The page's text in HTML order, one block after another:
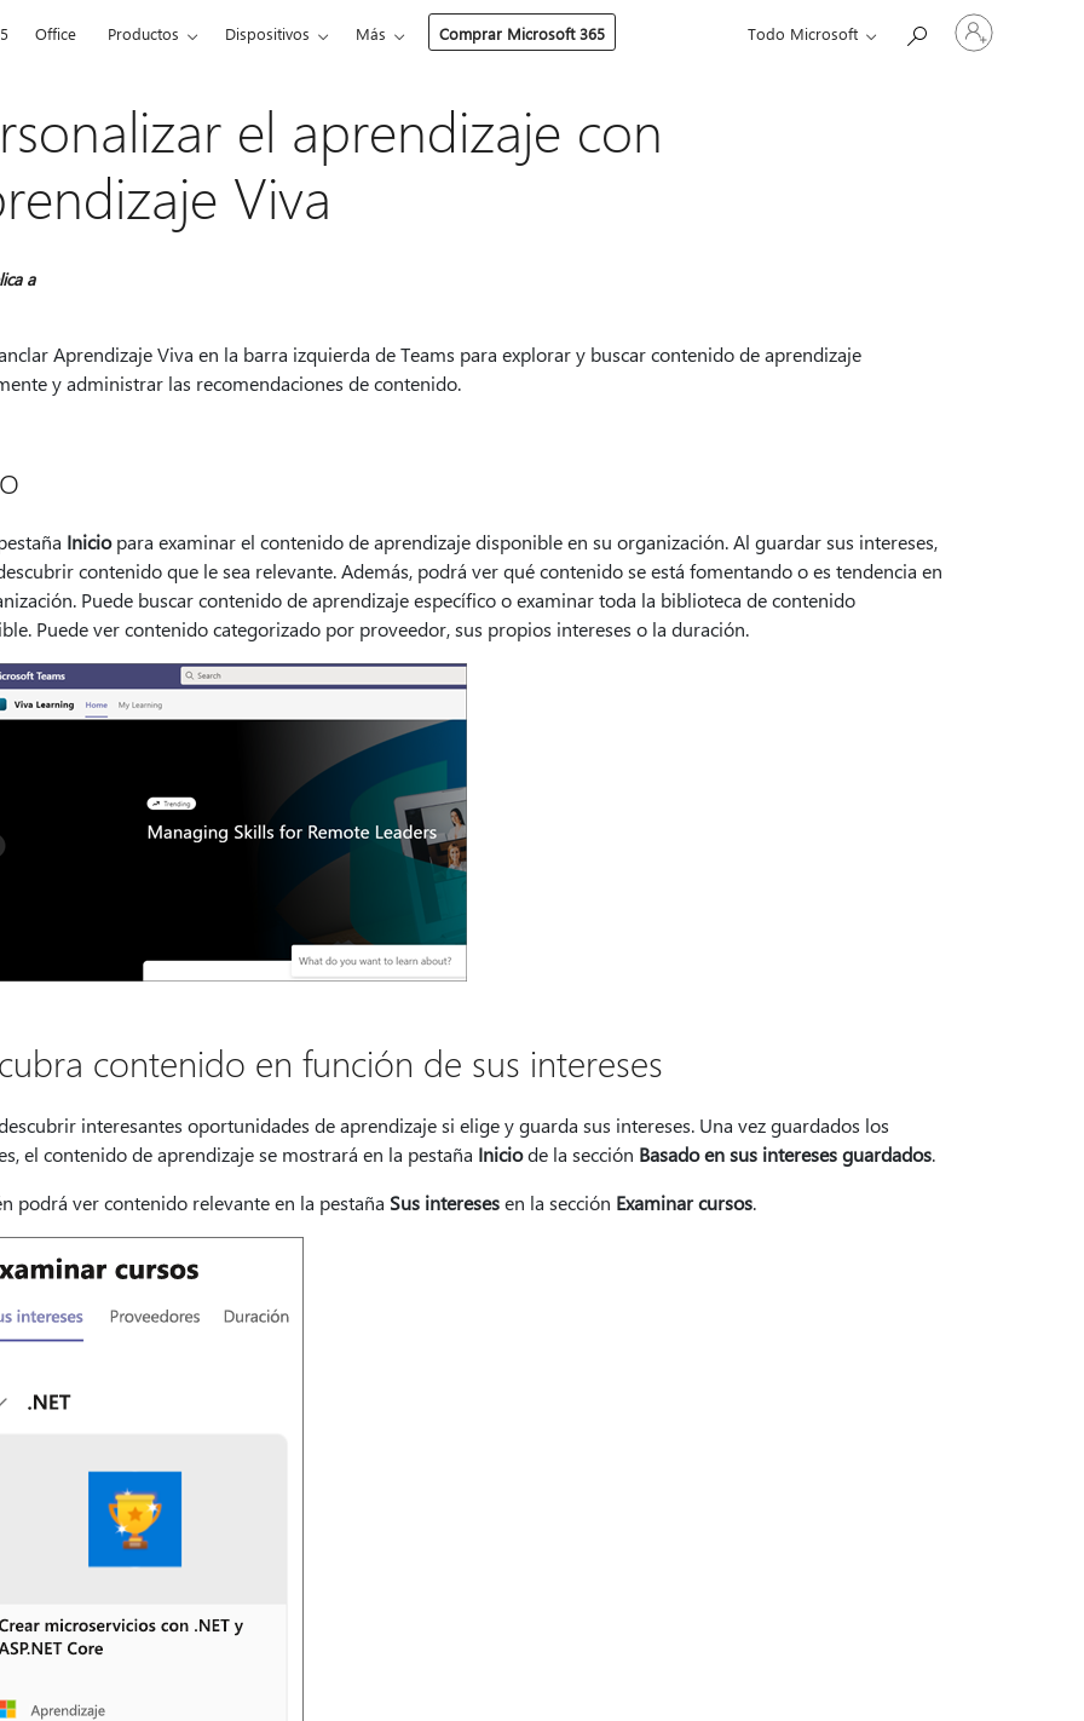
Office Productos Dispositivos Más Comprar Microsoft 365 Todo Microsoft
Iniciar
sesión
el aprendizaje con
Viva
a
Aprendizaje Viva en la barra izquierda de Teams para explorar y buscar contenido de aprendizaje
y administrar las recomendaciones de contenido.
Iniciopara examinar el contenido de aprendizaje disponible en su organización. Al guardar sus intereses,
contenido que le sea relevante. Además, podrá ver qué contenido se está fomentando o es tendencia en
Puede buscar contenido de aprendizaje específico o examinar toda la biblioteca de contenido
Puede ver contenido categorizado por proveedor, sus propios intereses o la duración.
contenido en función de sus intereses
interesantes oportunidades de aprendizaje si elige y guarda sus intereses. Una vez guardados los
el contenido de aprendizaje se mostrará en la pestaña Iniciode la sección Basado en sus intereses guardados.
podrá ver contenido relevante en la pestaña Sus interesesen la sección Examinar cursos.